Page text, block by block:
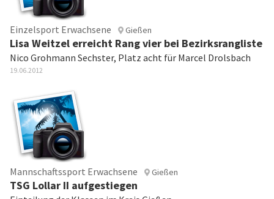
Einzelsport Erwachsene Gießen
Lisa Weitzel erreicht Rang vier bei Bezirksrangliste
Nico Grohmann Sechster, Platz acht für Marcel Drolsbach
19.06.2012
Mannschaftssport Erwachsene Gießen
TSG Lollar II aufgestiegen